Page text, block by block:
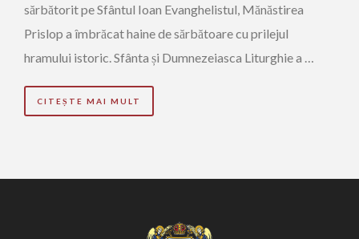
sărbătorit pe Sfântul Ioan Evanghelistul, Mănăstirea
Prislop a îmbrăcat haine de sărbătoare cu prilejul
hramului istoric. Sfânta și Dumnezeiasca Liturghie a …
CITEȘTE MAI MULT